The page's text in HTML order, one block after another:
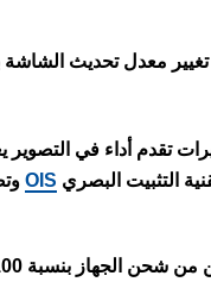
بدقة 50 و 12 و 12 ميجابكسل، الكاميرات تقدم
OIS